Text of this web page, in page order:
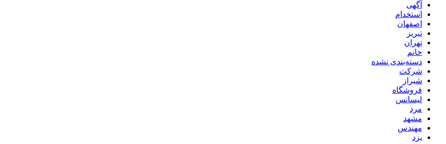
آگهی
استخدام
اصفهان
تبریز
تهران
خانم
دسته‌بندی نشده
شرکت
شیراز
فروشگاه
لیسانس
مرد
مشهد
مهندس
یزد